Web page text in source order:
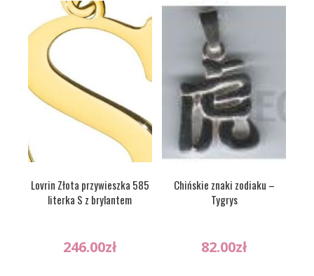
Lovrin Złota przywieszka 585
literka S z brylantem
246.00zł
Chińskie znaki zodiaku –
Tygrys
82.00zł